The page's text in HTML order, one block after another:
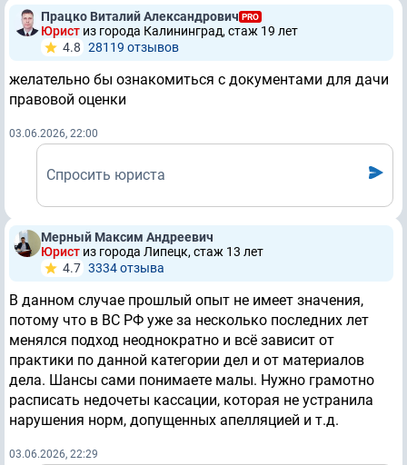
Працко Виталий Александрович PRO
Юрист из города Калининград, стаж 19 лет
4.8 28119 отзывов
желательно бы ознакомиться с документами для дачи
правовой оценки
03.06.2026, 22:00
Спросить юриста
Мерный Максим Андреевич
Юрист из города Липецк, стаж 13 лет
4.7 3334 отзывa
В данном случае прошлый опыт не имеет значения,
потому что в ВС РФ уже за несколько последних лет
менялся подход неоднократно и всё зависит от
практики по данной категории дел и от материалов
дела. Шансы сами понимаете малы. Нужно грамотно
расписать недочеты кассации, которая не устранила
нарушения норм, допущенных апелляцией и т.д.
03.06.2026, 22:29